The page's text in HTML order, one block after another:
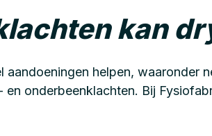
kan
aandoeningen helpen, waaronder
en onderbeenklachten. Bij